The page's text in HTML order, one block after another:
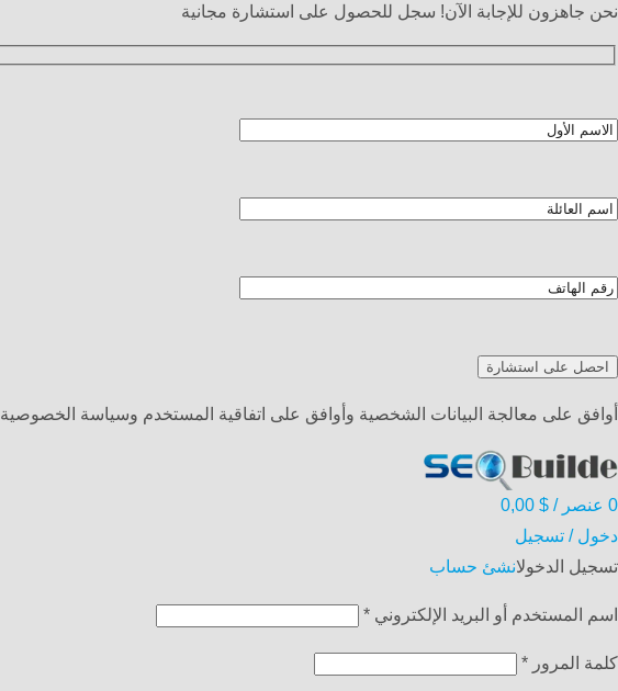
نحن جاهزون للإجابة الآن! سجل للحصول على استشارة مجانية
أوافق على معالجة البيانات الشخصية وأوافق على اتفاقية المستخدم وسياسة الخصوصية
0 عنصر /
0,00 $
دخول / تسجيل
تسجيل الدخولانشئ حساب
اسم المستخدم أو البريد الإلكتروني *
كلمة المرور *